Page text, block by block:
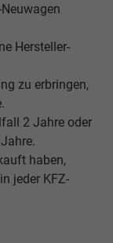
Hersteller-
zu erbringen,
2 Jahre oder
haben,
jeder KFZ-